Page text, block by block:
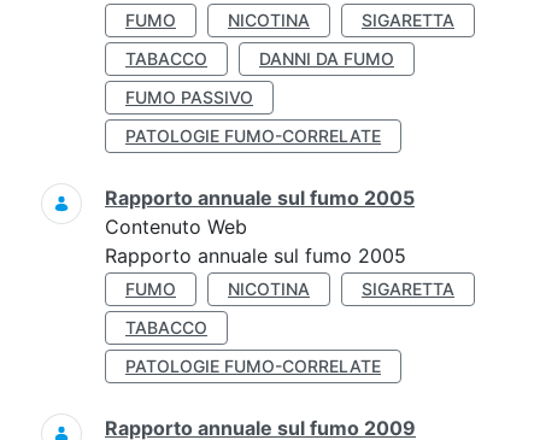
FUMO NICOTINA
SIGARETTA
TABACCO
DANNI DA FUMO
FUMO PASSIVO
PATOLOGIE FUMO-CORRELATE
Rapporto annuale sul fumo 2005
Contenuto Web
Rapporto annuale sul fumo 2005
FUMO NICOTINA
SIGARETTA
TABACCO
PATOLOGIE FUMO-CORRELATE
Rapporto annuale sul fumo 2009